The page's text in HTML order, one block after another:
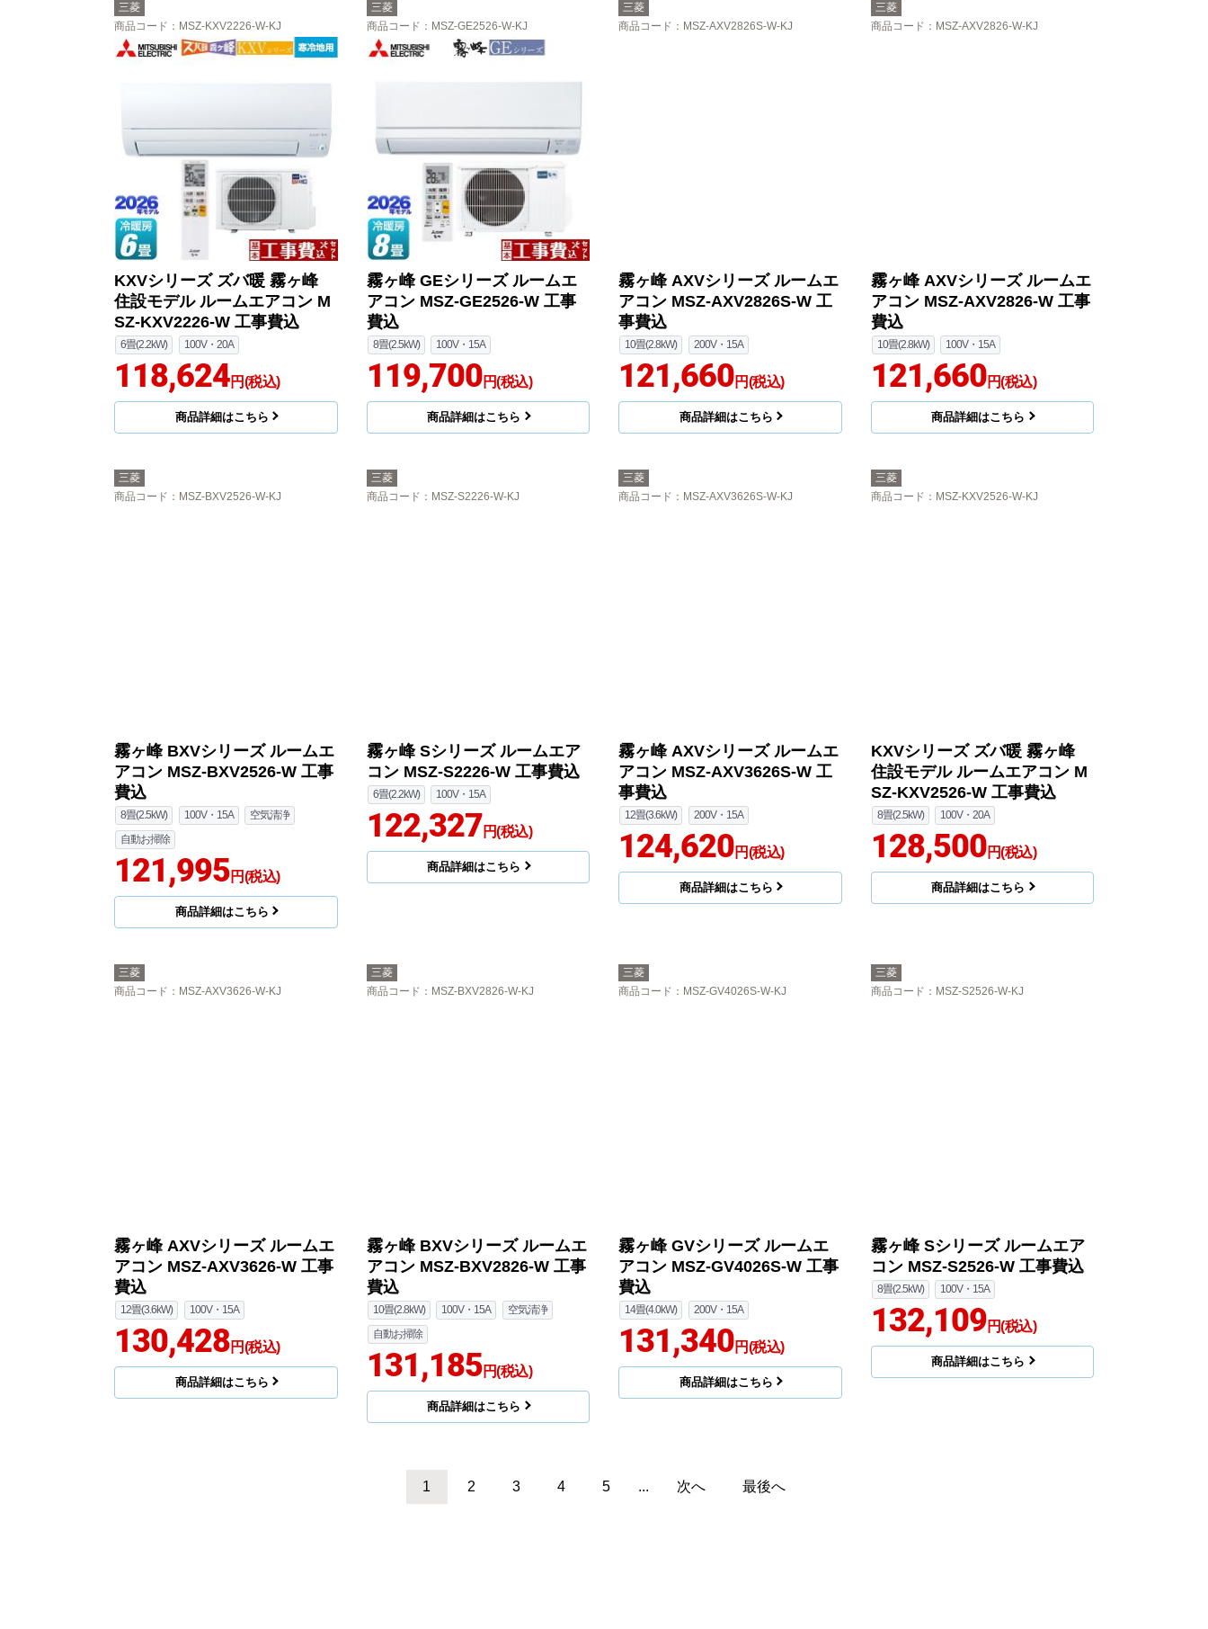
三菱
商品コード ：MSZ-KXV2226-W-KJ
KXVシリーズ ズバ暖 霧ヶ峰
住設モデル ルームエアコン M
SZ-KXV2226-W 工事費込
6畳(2.2kW) 100V・20A
118,624円(税込)
商品詳細はこちら
三菱
商品コード ：MSZ-GE2526-W-KJ
霧ヶ峰 GEシリーズ ルームエ
アコン MSZ-GE2526-W 工事
費込
8畳(2.5kW) 100V・15A
119,700円(税込)
商品詳細はこちら
三菱
商品コード ：MSZ-AXV2826S-W-KJ
霧ヶ峰 AXVシリーズ ルームエ
アコン MSZ-AXV2826S-W 工
事費込
10畳(2.8kW) 200V・15A
121,660円(税込)
商品詳細はこちら
三菱
商品コード ：MSZ-AXV2826-W-KJ
霧ヶ峰 AXVシリーズ ルームエ
アコン MSZ-AXV2826-W 工事
費込
10畳(2.8kW) 100V・15A
121,660円(税込)
商品詳細はこちら
三菱
商品コード ：MSZ-BXV2526-W-KJ
霧ヶ峰 BXVシリーズ ルームエ
アコン MSZ-BXV2526-W 工事
費込
8畳(2.5kW) 100V・15A
空気清浄
自動お掃除
121,995円(税込)
商品詳細はこちら
三菱
商品コード ：MSZ-S2226-W-KJ
霧ヶ峰 Sシリーズ ルームエア
コン MSZ-S2226-W 工事費込
6畳(2.2kW) 100V・15A
122,327 円(税込)
商品詳細はこちら
三菱
商品コード ：MSZ-AXV3626S-W-KJ
霧ヶ峰 AXVシリーズ ルームエ
アコン MSZ-AXV3626S-W 工
事費込
12畳(3.6kW) 200V・15A
124,620円(税込)
商品詳細はこちら
三菱
商品コード ：MSZ-KXV2526-W-KJ
KXVシリーズ ズバ暖 霧ヶ峰
住設モデル ルームエアコン M
SZ-KXV2526-W 工事費込
8畳(2.5kW) 100V・20A
128,500円(税込)
商品詳細はこちら
三菱
商品コード ：MSZ-AXV3626-W-KJ
霧ヶ峰 AXVシリーズ ルームエ
アコン MSZ-AXV3626-W 工事
費込
12畳(3.6kW) 100V・15A
130,428円(税込)
商品詳細はこちら
三菱
商品コード ：MSZ-BXV2826-W-KJ
霧ヶ峰 BXVシリーズ ルームエ
アコン MSZ-BXV2826-W 工事
費込
10畳(2.8kW) 100V・15A
空気清浄
自動お掃除
131,185円(税込)
商品詳細はこちら
三菱
商品コード ：MSZ-GV4026S-W-KJ
霧ヶ峰 GVシリーズ ルームエ
アコン MSZ-GV4026S-W 工事
費込
14畳(4.0kW) 200V・15A
131,340円(税込)
商品詳細はこちら
三菱
商品コード ：MSZ-S2526-W-KJ
霧ヶ峰 Sシリーズ ルームエア
コン MSZ-S2526-W 工事費込
8畳(2.5kW) 100V・15A
132,109円(税込)
商品詳細はこちら
1 2 3 4 5 ... 次へ 最後へ